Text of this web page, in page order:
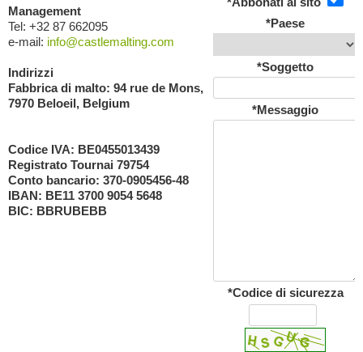
Management
Tel: +32 87 662095
e-mail: info@castlemalting.com
Indirizzi
Fabbrica di malto: 94 rue de Mons,
7970 Beloeil, Belgium
Codice IVA: BE0455013439
Registrato Tournai 79754
Conto bancario: 370-0905456-48
IBAN: BE11 3700 9054 5648
BIC: BBRUBEBB
*Paese
*Soggetto
*Messaggio
*Codice di sicurezza